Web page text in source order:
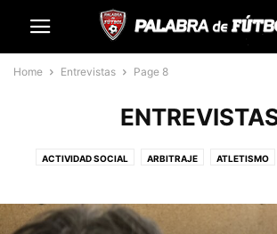
Home Entrevistas Page 8
ACTIVIDAD SOCIAL ARBITRAJE ATLETISMO
ENTRENADORES ENTREVISTAS
FÚTBOL FENÓMENO SOCIAL